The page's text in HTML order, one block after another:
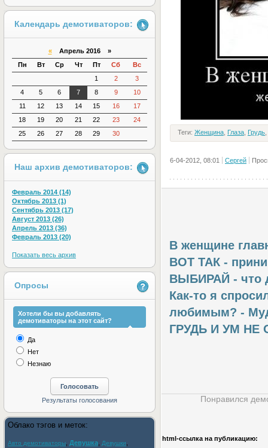
Теги: Женщина Глаза Грудь
6-04-2012, 08:01 Сергей
В женщине
ВОТ ТАК -
ВЫБИРАЙ - что
Как-то я
любимым? -
ГРУДЬ И УМ НЕ
Понравился
html-cсылка на публикацию:
Календарь демотиваторов:
«Апрель 2016 »
Пн
Вт Ср Чт Пт Сб
Вс
1
2
3
4
5 6 7 8 9
10
11
12 13 14 15 16
17
18
19 20 21 22 23
24
25
26 27 28 29 30
Наш архив демотиваторов:
Февраль 2014 (14)
Октябрь 2013 (1)
Сентябрь 2013 (17)
Август 2013 (26)
Апрель 2013 (36)
Февраль 2013 (20)
Показать весь архив
Опросы
Хотели бы вы добавлять
демотиваторы на этот сайт?
Да
Нет
Незнаю
Облако тэгов и меток:
Авто демотиваторы Девушка Девушки